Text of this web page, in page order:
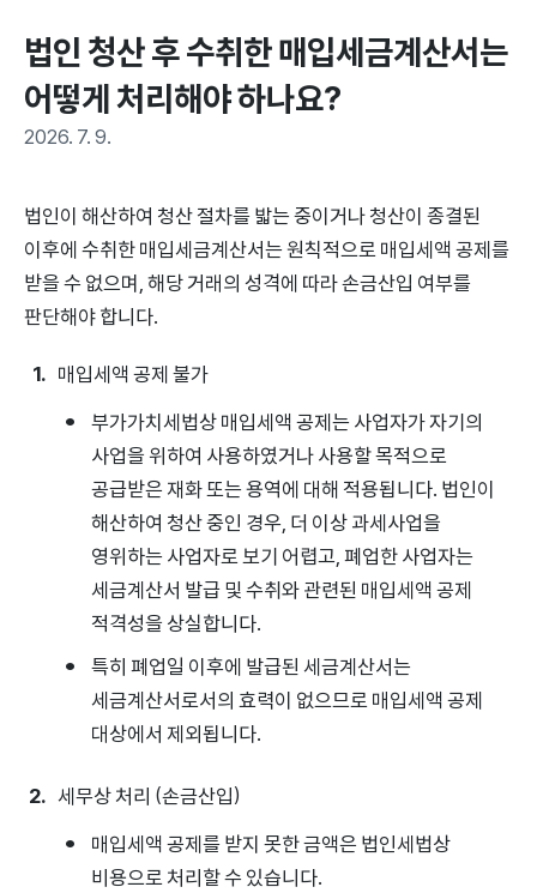
법인 청산 후 수취한 매입세금계산서는
어떻게 처리해야 하나요?
2026. 7. 9.
법인이 해산하여 청산 절차를 밟는 중이거나 청산이 종결된
이후에 수취한 매입세금계산서는 원칙적으로 매입세액 공제를
받을 수 없으며, 해당 거래의 성격에 따라 손금산입 여부를
판단해야 합니다.
매입세액 공제 불가
부가가치세법상 매입세액 공제는 사업자가 자기의
사업을 위하여 사용하였거나 사용할 목적으로
공급받은 재화 또는 용역에 대해 적용됩니다. 법인이
해산하여 청산 중인 경우, 더 이상 과세사업을
영위하는 사업자로 보기 어렵고, 폐업한 사업자는
세금계산서 발급 및 수취와 관련된 매입세액 공제
적격성을 상실합니다.
특히 폐업일 이후에 발급된 세금계산서는
세금계산서로서의 효력이 없으므로 매입세액 공제
대상에서 제외됩니다.
세무상 처리 (손금산입)
매입세액 공제를 받지 못한 금액은 법인세법상
비용으로 처리할 수 있습니다.